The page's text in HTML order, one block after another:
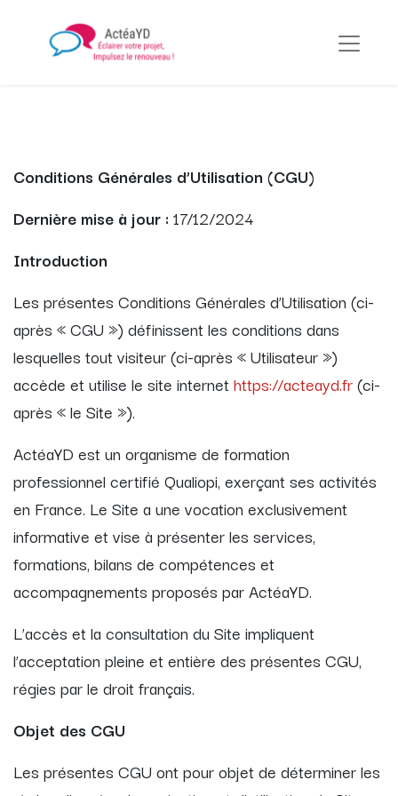
Conditions Générales d’Utilisation (CGU)
Dernière mise à jour : 17/12/2024
Introduction
Les présentes Conditions Générales d’Utilisation (ci-
après « CGU ») définissent les conditions dans
lesquelles tout visiteur (ci-après « Utilisateur »)
accède et utilise le site internet https://acteayd.fr(ci-
après « le Site »).
ActéaYD est un organisme de formation
professionnel certifié Qualiopi, exerçant ses activités
en France. Le Site a une vocation exclusivement
informative et vise à présenter les services,
formations, bilans de compétences et
accompagnements proposés par ActéaYD.
L’accès et la consultation du Site impliquent
l’acceptation pleine et entière des présentes CGU,
régies par le droit français.
Objet des CGU
Les présentes CGU ont pour objet de déterminer les